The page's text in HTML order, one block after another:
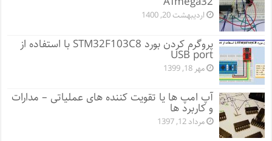
اردیبهشت 20, 1400
پروگرم کردن بورد STM32F103C8 با استفاده از
USB port
مهر 18, 1399
آپ امپ ها یا تقویت کننده های عملیاتی – مدارات
و کاربرد ها
مرداد 12, 1397